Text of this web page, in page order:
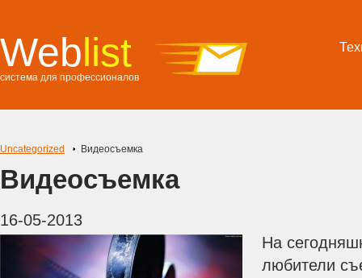
Weblist
система для профессионалов
Uncategorized Видеосъемка
Видеосъемка
16-05-2013
На
любители